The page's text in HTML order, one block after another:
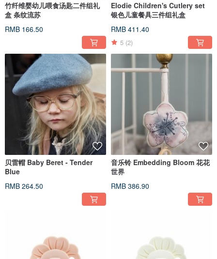
竹纤维婴幼儿喂食汤匙二件组礼
盒 条纹流苏
RMB 166.50
Elodie Children's Cutlery set
银色儿童餐具三件组礼盒
RMB 411.40
5 (2)
贝雷帽 Baby Beret - Tender
Blue
RMB 264.50
音乐铃 Embedding Bloom 花花
世界
RMB 386.90